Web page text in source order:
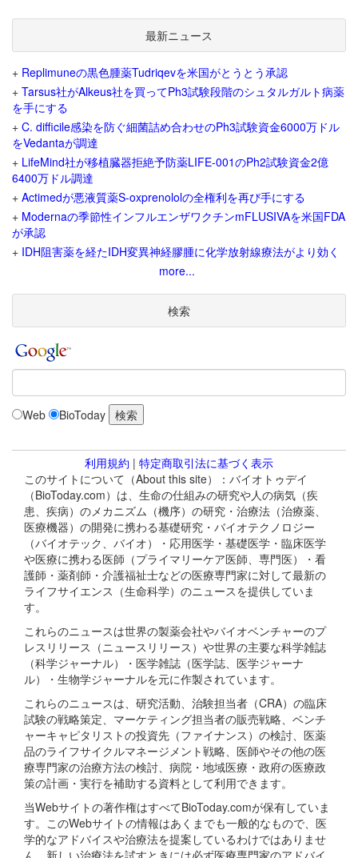
最新ニュース
+ Replimuneの黒色腫薬Tudriqevを米国がとうとう承認
+ Tarsus社がAlkeus社を買ってPh3試験段階のシュタルガルト病薬
を手にする
+ C. difficile感染を防ぐ細菌詰め合わせのPh3試験資金6000万ドル
をVedantaが調達
+ LifeMind社が移植臓器拒絶予防薬LIFE-001のPh2試験資金2億
6400万ドル調達
+ Actimedが悪液質薬S-oxprenololの全権利を再び手にする
+ Modernaの季節性インフルエンザワクチンmFLUSIVAを米国FDA
が承認
+ IDH阻害薬を経たIDH変異神経膠腫に化学放射線療法がより効く
more...
検索
Web BioToday
利用規約 | 特定商取引法に基づく表示
このサイトについて（About this site）：バイオトゥデイ
（BioToday.com）は、生命の仕組みの研究や人の病気（疾
患、疾病）のメカニズム（機序）の研究・治療法（治療薬、
医療機器）の開発に携わる基礎研究・バイオテクノロジー
（バイオテック、バイオ）・応用医学・基礎医学・臨床医学
や医療に携わる医師（プライマリーケア医師、専門医）・看
護師・薬剤師・介護福祉士などの医療専門家に対して最新の
ライフサイエンス（生命科学）のニュースを提供していま
す。
これらのニュースは世界の製薬会社やバイオベンチャーのプ
レスリリース（ニュースリリース）や世界の主要な科学雑誌
（科学ジャーナル）・医学雑誌（医学誌、医学ジャーナ
ル）・生物学ジャーナルを元に作製されています。
これらのニュースは、研究活動、治験担当者（CRA）の臨床
試験の戦略策定、マーケティング担当者の販売戦略、ベンチ
ャーキャピタリストの投資先（ファイナンス）の検討、医薬
品のライフサイクルマネージメント戦略、医師やその他の医
療専門家の治療方法の検討、病院・地域医療・政府の医療政
策の計画・実行を補助する資料として利用できます。
当Webサイトの著作権はすべてBioToday.comが保有していま
す。このWebサイトの情報はあくまでも一般的なもので、医
学的なアドバイスや治療法を提案しているわけではありませ